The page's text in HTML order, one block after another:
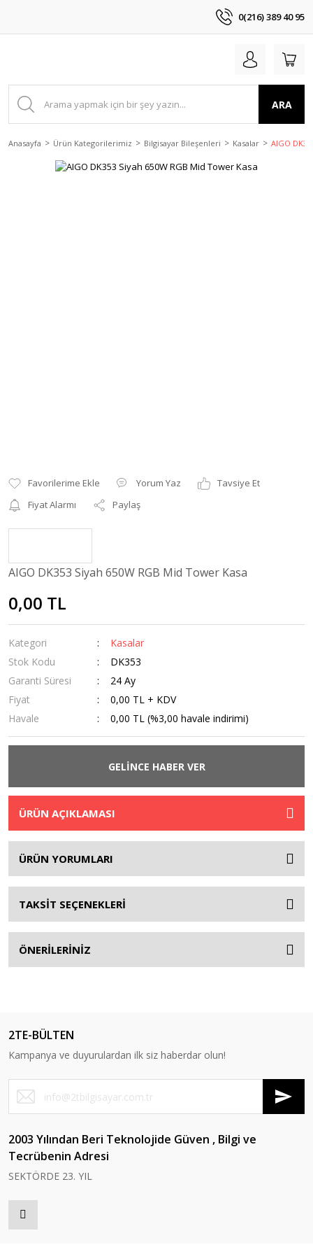
0(216) 389 40 95
ARA
Anasayfa Ürün Kategorilerimiz Bilgisayar Bileşenleri Kasalar AIGO
Yorum Yaz
Tavsiye Et
Fiyat Alarmı
Paylaş
AIGO DK353 Siyah 650W RGB Mid Tower Kasa
0,00 TL
Kategori
Kasalar
Stok Kodu
DK353
Garanti Süresi
24 Ay
Fiyat
0,00 TL + KDV
Havale
0,00 TL (%3,00 havale indirimi)
GELİNCE HABER VER
ÜRÜN AÇIKLAMASI
ÜRÜN YORUMLARI
TAKSİT SEÇENEKLERİ
ÖNERİLERİNİZ
2TE-BÜLTEN
Kampanya ve duyurulardan ilk siz haberdar olun!
2003 Yılından Beri Teknolojide Güven , Bilgi ve
Tecrübenin Adresi
SEKTÖRDE 23. YIL